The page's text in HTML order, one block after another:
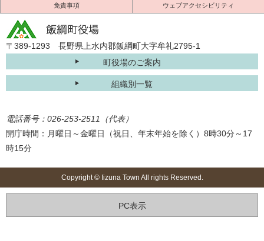
免責事項 ウェブアクセシビリティ
〒389-1293 長野県上水内郡飯綱町大字牟礼2795-1
町役場のご案内
組織別一覧
電話番号：026-253-2511（代表）
開庁時間：月曜日～金曜日（祝日、年末年始を除く）8時30分～17
時15分
Copyright © Iizuna Town All rights Reserved.
PC表示